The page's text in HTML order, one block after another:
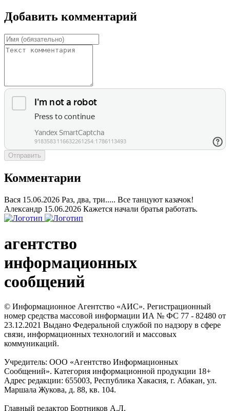
Добавить комментарий
Отправить
Комментарии
Вася 15.06.2026 Раз, два, три..... Все танцуют казачок!
Александр 15.06.2026 Кажется начали братья работать.
агентство
информационных
сообщений
© Информационное Агентство «АИС». Регистрационный
номер средства массовой информации ИА № ФС 77 - 82480 от
23.12.2021 Выдано Федеральной службой по надзору в сфере
связи, информационных технологий и массовых
коммуникаций.
Учредитель: ООО «Агентство Информационных
Сообщений». Категория информационной продукции 18+
Адрес редакции: 655003, Республика Хакасия, г. Абакан, ул.
Маршала Жукова, д. 88, кв. 104.
Главный редактор Бортников А.Л.